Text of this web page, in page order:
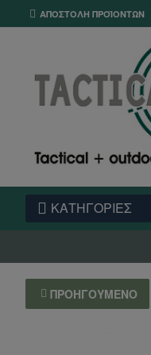
ΑΠΟΣΤΟΛΉ ΠΡΟΪΌΝΤΩΝ
ΚΑΤΗΓΟΡΙΕΣ
ΠΡΟΗΓΟΎΜΕΝΟ